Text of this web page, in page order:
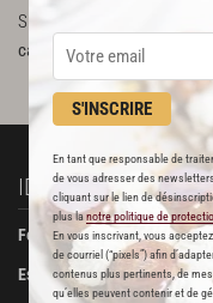
S'INSCRIRE
En tant que responsable de
de vous adresser des
cliquant sur le lien de
plus lanotre politique de
En vous inscrivant, vous
de courriel (“pixels”) afin
contenus plus pertinents, de
qu’elles peuvent contenir et de
SUR LE WEB
carpaccio-fr/?lang=fr
IDÉES RECETTES
Foie gras de canard confit
Escalopes de foie gras